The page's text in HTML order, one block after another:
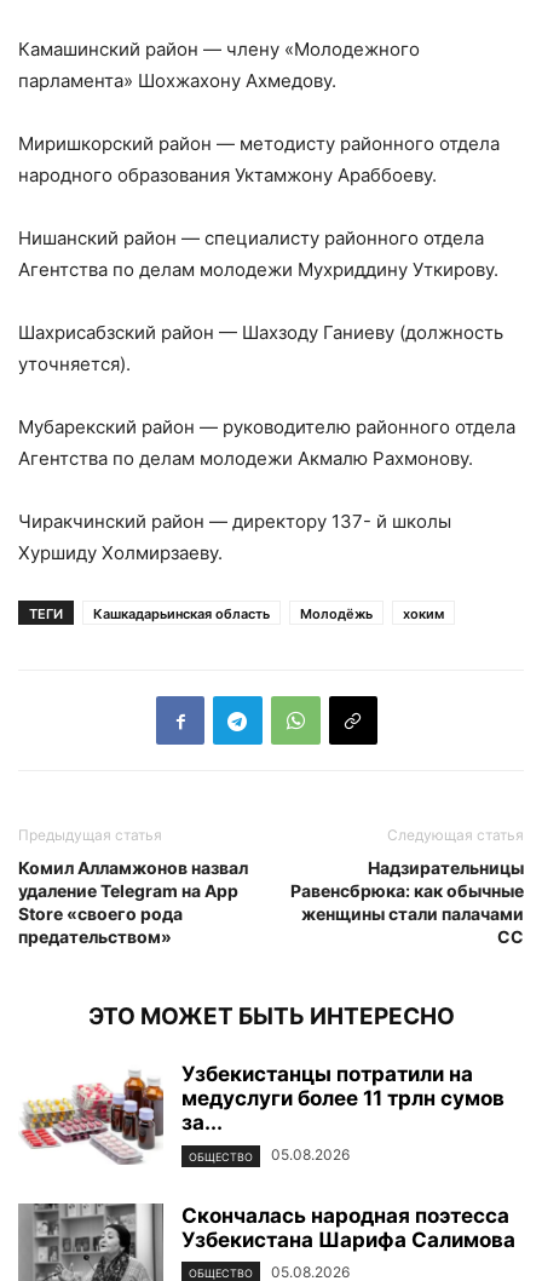
Камашинский район — члену «Молодежного
парламента» Шохжахону Ахмедову.
Миришкорский район — методисту районного отдела
народного образования Уктамжону Араббоеву.
Нишанский район — специалисту районного отдела
Агентства по делам молодежи Мухриддину Уткирову.
Шахрисабзский район — Шахзоду Ганиеву (должность
уточняется).
Мубарекский район — руководителю районного отдела
Агентства по делам молодежи Акмалю Рахмонову.
Чиракчинский район — директору 137- й школы
Хуршиду Холмирзаеву.
ТЕГИ Кашкадарьинская область Молодёжь хоким
Предыдущая статья
Комил Алламжонов назвал
удаление Telegram на App
Store «своего рода
предательством»
Следующая статья
Надзирательницы
Равенсбрюка: как обычные
женщины стали палачами
СС
ЭТО МОЖЕТ БЫТЬ ИНТЕРЕСНО
Узбекистанцы потратили на
медуслуги более 11 трлн сумов
за...
ОБЩЕСТВО 05.08.2026
Скончалась народная поэтесса
Узбекистана Шарифа Салимова
ОБЩЕСТВО 05.08.2026